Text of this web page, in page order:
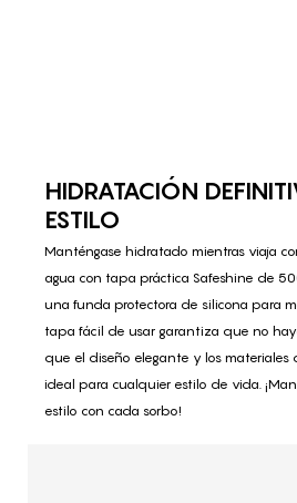
HIDRATACIÓN
ESTILO
Manténgase hidratado mientras viaja
agua con tapa práctica Safeshine de
una funda protectora de silicona para
tapa fácil de usar garantiza que no
que el diseño elegante y los
ideal para cualquier estilo de vida.
estilo con cada sorbo!